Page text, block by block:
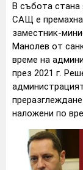
В събота
САЩ е
заместник-
Манолев от
време на
през 2021 г.
наложени по